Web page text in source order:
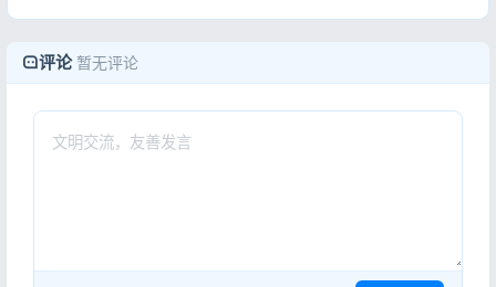
评论 暂无评论